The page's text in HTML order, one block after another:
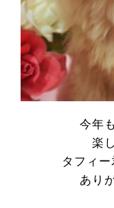
今年
楽
タフィ
あり